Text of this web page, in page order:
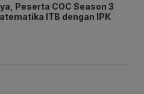
Peserta COC Season 3
ITB dengan IPK